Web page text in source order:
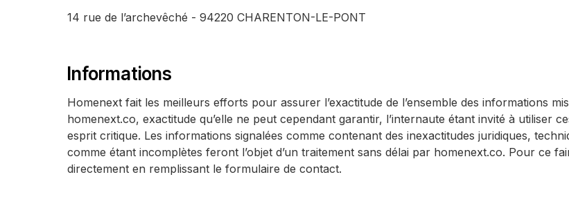
14 rue de l’archevêché - 94220 CHARENTON-LE-PONT
Informations
Homenext fait les meilleurs efforts pour assurer l’exactitude de l’ensemble des informations
homenext.co, exactitude qu’elle ne peut cependant garantir, l’internaute étant invité à utiliser
esprit critique. Les informations signalées comme contenant des inexactitudes juridiques,
comme étant incomplètes feront l’objet d’un traitement sans délai par homenext.co. Pour ce
directement en remplissant le formulaire de contact.